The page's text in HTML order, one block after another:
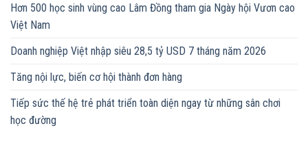
Hơn 500 học sinh vùng cao Lâm Đồng tham gia Ngày hội Vươn cao
Việt Nam
Doanh nghiệp Việt nhập siêu 28,5 tỷ USD 7 tháng năm 2026
Tăng nội lực, biến cơ hội thành đơn hàng
Tiếp sức thế hệ trẻ phát triển toàn diện ngay từ những sân chơi
học đường